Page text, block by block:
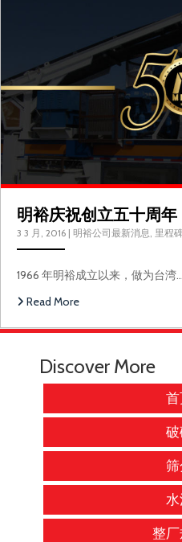
明裕庆祝创立五十周年
3 3 月, 2016 | 明裕公司最新消息, 里程
1966 年明裕成立以来，做为台湾…
Read More
Discover More
筛
整厂